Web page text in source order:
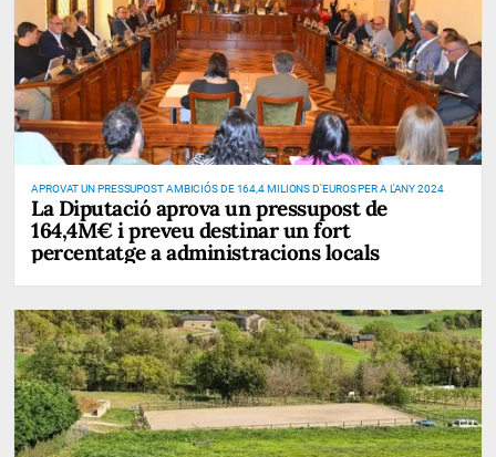
APROVAT UN PRESSUPOST AMBICIÓS DE 164,4 MILIONS D'EUROS PER A L'ANY 2024
La Diputació aprova un pressupost de
164,4M€ i preveu destinar un fort
percentatge a administracions locals